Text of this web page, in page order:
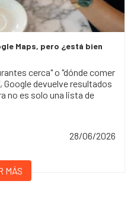
Maps, pero ¿está bien
cerca" o "dónde comer
devuelve resultados
no es solo una lista de
28/06/2026
MÁS